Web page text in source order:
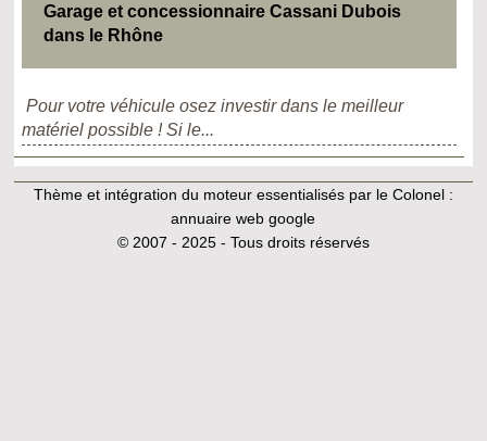
Garage et concessionnaire Cassani Dubois
dans le Rhône
Pour votre véhicule osez investir dans le meilleur
matériel possible ! Si le...
Thème et intégration du moteur essentialisés par le Colonel :
annuaire web google
© 2007 - 2025 - Tous droits réservés